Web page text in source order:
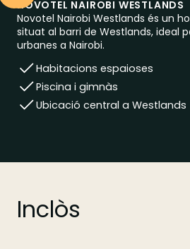
NOVOTEL NAIROBI WESTLANDS
Novotel Nairobi Westlands és un
situat al barri de Westlands, ideal
urbanes a Nairobi.
Habitacions espaioses
Piscina i gimnàs
Ubicació central a Westlands
Inclòs